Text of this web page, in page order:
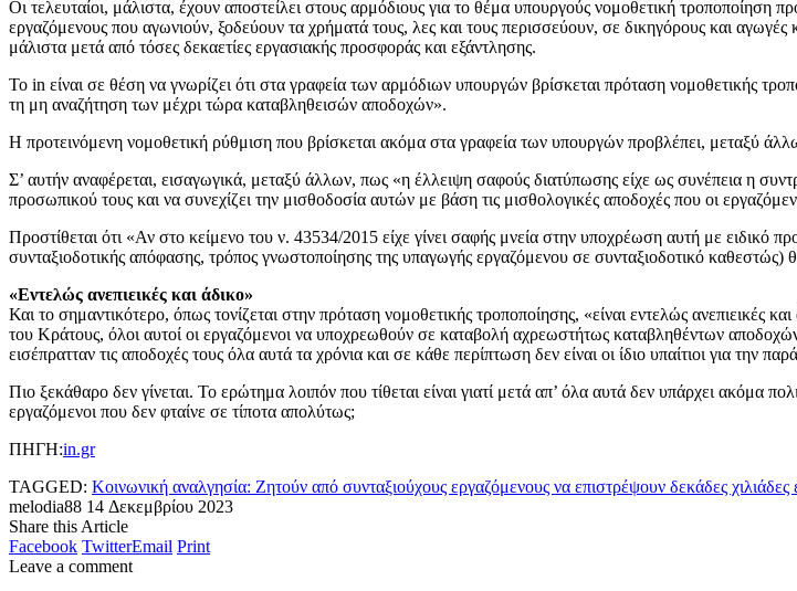
Οι τελευταίοι, μάλιστα, έχουν αποστείλει στους αρμόδιους για το θέμα υπουργούς νομοθετική τροποποίηση
εργαζόμενους που αγωνιούν, ξοδεύουν τα χρήματά τους, λες και τους περισσεύουν, σε δικηγόρους και
μάλιστα μετά από τόσες δεκαετίες εργασιακής προσφοράς και εξάντλησης.
Το in είναι σε θέση να γνωρίζει ότι στα γραφεία των αρμόδιων υπουργών βρίσκεται πρόταση νομοθετικής
τη μη αναζήτηση των μέχρι τώρα καταβληθεισών αποδοχών».
Η προτεινόμενη νομοθετική ρύθμιση που βρίσκεται ακόμα στα γραφεία των υπουργών προβλέπει, μεταξύ
Σ’ αυτήν αναφέρεται, εισαγωγικά, μεταξύ άλλων, πως «η έλλειψη σαφούς διατύπωσης είχε ως συνέπεια η
προσωπικού τους και να συνεχίζει την μισθοδοσία αυτών με βάση τις μισθολογικές αποδοχές που οι
Προστίθεται ότι «Αν στο κείμενο του ν. 43534/2015 είχε γίνει σαφής μνεία στην υποχρέωση αυτή με ειδικό
συνταξιοδοτικής απόφασης, τρόπος γνωστοποίησης της υπαγωγής εργαζόμενου σε συνταξιοδοτικό καθεστώς)
«Εντελώς ανεπιεικές και άδικο»
Και το σημαντικότερο, όπως τονίζεται στην πρόταση νομοθετικής τροποποίησης, «είναι εντελώς
του Κράτους, όλοι αυτοί οι εργαζόμενοι να υποχρεωθούν σε καταβολή αχρεωστήτως καταβληθέντων
εισέπρατταν τις αποδοχές τους όλα αυτά τα χρόνια και σε κάθε περίπτωση δεν είναι οι ίδιο υπαίτιοι για την
Πιο ξεκάθαρο δεν γίνεται. Το ερώτημα λοιπόν που τίθεται είναι γιατί μετά απ’ όλα αυτά δεν υπάρχει ακόμα
εργαζόμενοι που δεν φταίνε σε τίποτα απολύτως;
ΠΗΓΗ:in.gr
TAGGED: Κοινωνική αναλγησία: Ζητούν από συνταξιούχους εργαζόμενους να επιστρέψουν δεκάδες χιλιάδες
melodia88 14 Δεκεμβρίου 2023
Share this Article
Facebook TwitterEmail Print
Leave a comment